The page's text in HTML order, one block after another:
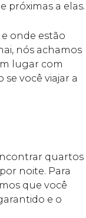
próximas a elas.
onde estão
nós achamos
lugar com
você viajar a
quartos
noite. Para
que você
e o